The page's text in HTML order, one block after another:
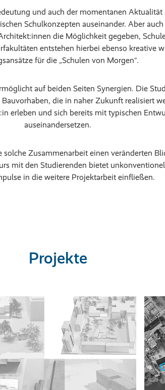
und auch der momentanen Aktualität
Schulkonzepten auseinander. Aber
die Möglichkeit gegeben,
entstehen hierbei ebenso kreative
für die „Schulen von Morgen“.
auf beiden Seiten Synergien. Die
die in naher Zukunft realisiert
erleben und sich bereits mit typischen
auseinandersetzen.
Zusammenarbeit einen veränderten
mit den Studierenden bietet
in die weitere Projektarbeit einfließen.
Projekte